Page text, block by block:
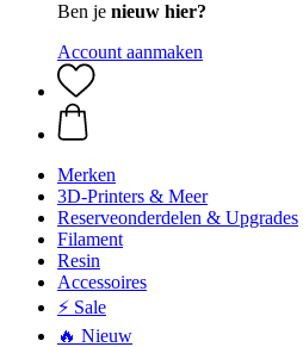
Ben je nieuw hier?
Account aanmaken
Merken
3D-Printers & Meer
Reserveonderdelen & Upgrades
Filament
Resin
Accessoires
⚡ Sale
🔥 Nieuw